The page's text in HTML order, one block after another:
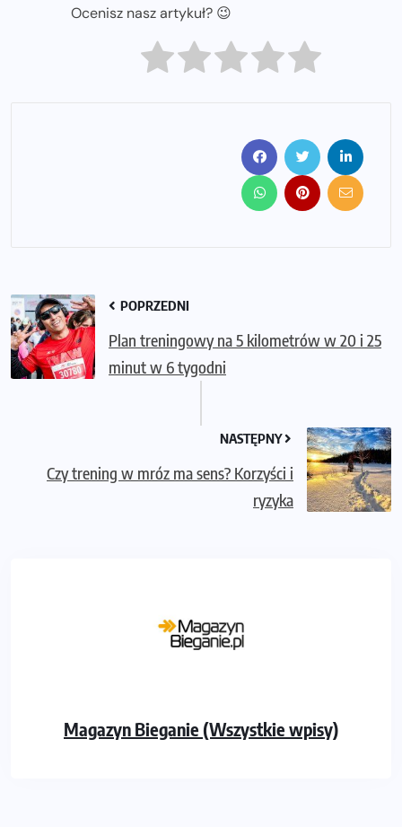
Ocenisz nasz artykuł? 😉
POPRZEDNI
Plan treningowy na 5 kilometrów w 20 i 25
minut w 6 tygodni
NASTĘPNY
Czy trening w mróz ma sens? Korzyści i
ryzyka
Magazyn Bieganie (Wszystkie wpisy)